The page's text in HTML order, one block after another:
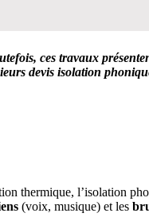
ces travaux
devis isolation
thermique, l’isolation
(voix, musique) et les